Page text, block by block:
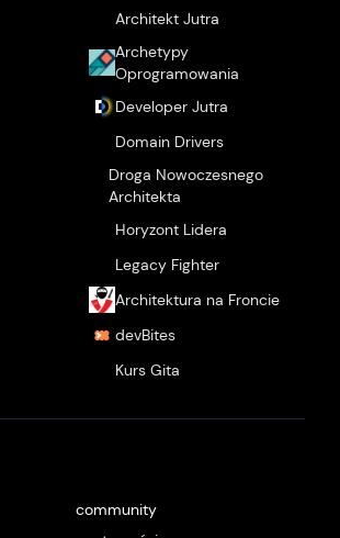
Architekt Jutra
Archetypy
Oprogramowania
Developer Jutra
Domain Drivers
Droga Nowoczesnego
Architekta
Horyzont Lidera
Legacy Fighter
Architektura na Froncie
devBites
Kurs Gita
community